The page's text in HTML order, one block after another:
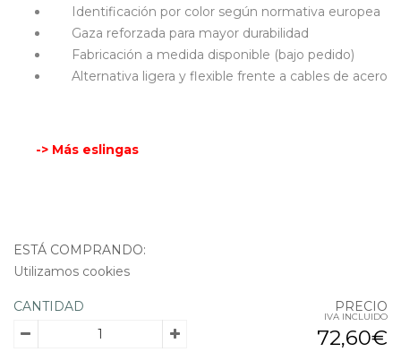
Identificación por color según normativa europea
Gaza reforzada para mayor durabilidad
Fabricación a medida disponible (bajo pedido)
Alternativa ligera y flexible frente a cables de acero
-> Más eslingas
ESTÁ COMPRANDO:
Utilizamos cookies
CANTIDAD PRECIO
IVA INCLUIDO
72,60€